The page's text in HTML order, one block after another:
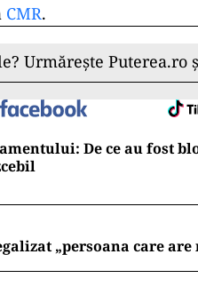
CMR.
Urmărește Puterea.ro
De ce au fost
„persoana care